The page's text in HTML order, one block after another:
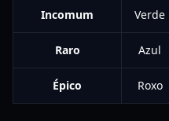
Incomum Verde
Raro Azul
Épico Roxo